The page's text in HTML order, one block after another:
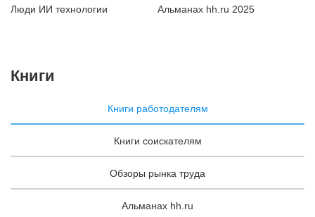
Люди ИИ технологии Альманах hh.ru 2025
Книги
Книги работодателям
Книги соискателям
Обзоры рынка труда
Альманах hh.ru